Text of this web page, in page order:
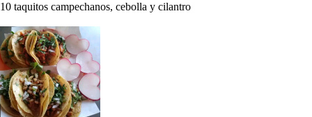
10 taquitos campechanos, cebolla y cilantro